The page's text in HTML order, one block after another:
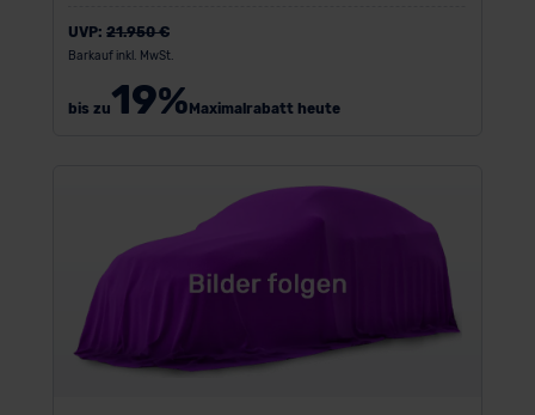
UVP: 21.950 €
Barkauf inkl. MwSt.
bis zu19% Maximalrabatt heute